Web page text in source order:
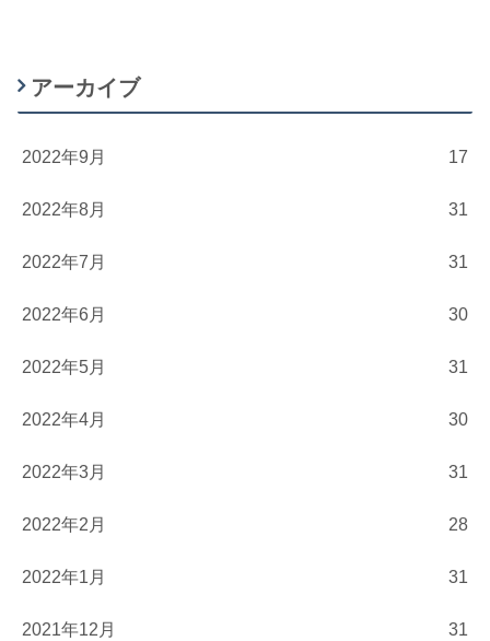
アーカイブ
2022年9月 17
2022年8月 31
2022年7月 31
2022年6月 30
2022年5月 31
2022年4月 30
2022年3月 31
2022年2月 28
2022年1月 31
2021年12月 31